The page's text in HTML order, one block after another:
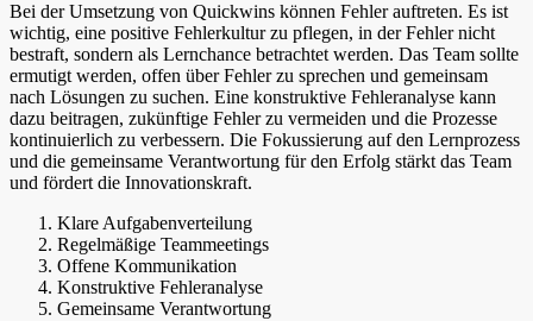
Bei der Umsetzung von Quickwins können Fehler auftreten. Es ist
wichtig, eine positive Fehlerkultur zu pflegen, in der Fehler nicht
bestraft, sondern als Lernchance betrachtet werden. Das Team sollte
ermutigt werden, offen über Fehler zu sprechen und gemeinsam
nach Lösungen zu suchen. Eine konstruktive Fehleranalyse kann
dazu beitragen, zukünftige Fehler zu vermeiden und die Prozesse
kontinuierlich zu verbessern. Die Fokussierung auf den Lernprozess
und die gemeinsame Verantwortung für den Erfolg stärkt das Team
und fördert die Innovationskraft.
Klare Aufgabenverteilung
Regelmäßige Teammeetings
Offene Kommunikation
Konstruktive Fehleranalyse
Gemeinsame Verantwortung